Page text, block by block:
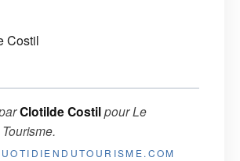
Costil
Clotilde CostilpourLe
.